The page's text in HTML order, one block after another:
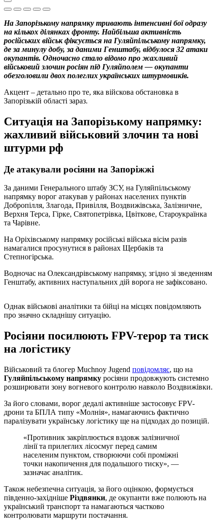
На Запорізькому напрямку тривають інтенсивні бої одразу
на кількох ділянках фронту. Найбільша активність
російських військ фіксується на Гуляйпільському напрямку,
де за минулу добу, за даними Генштабу, відбулося 32 атаки
окупантів. Одночасно стало відомо про жахливий
військовий злочин росіян під Гуляйполем — окупанти
обезголовили двох полеглих українських штурмовиків.
Акцент – детально про те, яка війскова обстановка в
Запорізькій області зараз.
Ситуація на Запорізькому напрямку:
жахливий військовий злочин та нові
штурми рф
Де атакували росіяни на Запоріжжі
За даними Генерального штабу ЗСУ, на Гуляйпільському
напрямку ворог атакував у районах населених пунктів
Добропілля, Злагода, Привілля, Воздвижівська, Залізничне,
Верхня Терса, Гірке, Святопетрівка, Цвіткове, Староукраїнка
та Чарівне.
На Оріхівському напрямку російські війська вісім разів
намагалися просунутися в районах Щербаків та
Степногірська.
Водночас на Олександрівському напрямку, згідно зі зведенням
Генштабу, активних наступальних дій ворога не зафіксовано.
Однак військові аналітики та бійці на місцях повідомляють
про значно складнішу ситуацію.
Росіяни посилюють FPV-терор та тиск
на логістику
Військовий та блогер Muchnoy Jugend повідомляє, що на
Гуляйпільському напрямку росіяни продовжують системно
розширювати зону вогневого контролю навколо Воздвижівки.
За його словами, ворог дедалі активніше застосовує FPV-
дрони та БПЛА типу «Молнія», намагаючись фактично
паралізувати українську логістику ще на підходах до позицій.
«Противник закріплюється вздовж залізничної
лінії та прилеглих лісосмуг перед самим
населеним пунктом, створюючи собі проміжні
точки накопичення для подальшого тиску», —
зазначає аналітик.
Також небезпечна ситуація, за його оцінкою, формується
південно-західніше Різдвянки, де окупанти вже полюють на
український транспорт та намагаються частково
контролювати маршрути постачання.